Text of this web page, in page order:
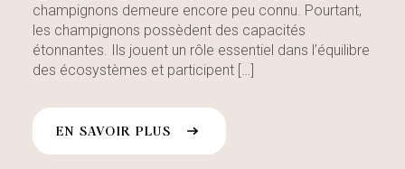
champignons demeure encore peu connu. Pourtant,
les champignons possèdent des capacités
étonnantes. Ils jouent un rôle essentiel dans l’équilibre
des écosystèmes et participent […]
EN SAVOIR PLUS